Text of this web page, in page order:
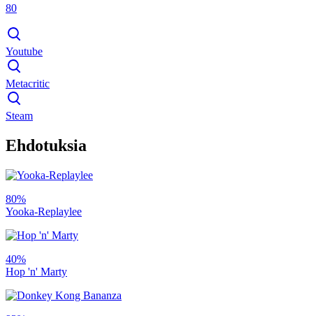
80
Youtube
Metacritic
Steam
Ehdotuksia
80%
Yooka-Replaylee
40%
Hop 'n' Marty